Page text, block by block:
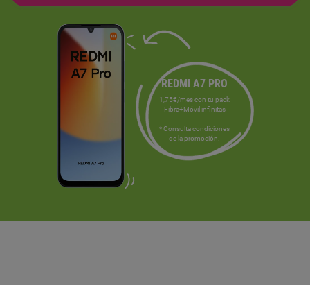
REDMI A7 PRO
1,75€/mes con tu pack
Fibra+Móvil infinitas
* Consulta condiciones
de la promoción.